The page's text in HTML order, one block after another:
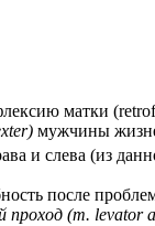
матки
мужчины
и слева (из
после
(m. levator